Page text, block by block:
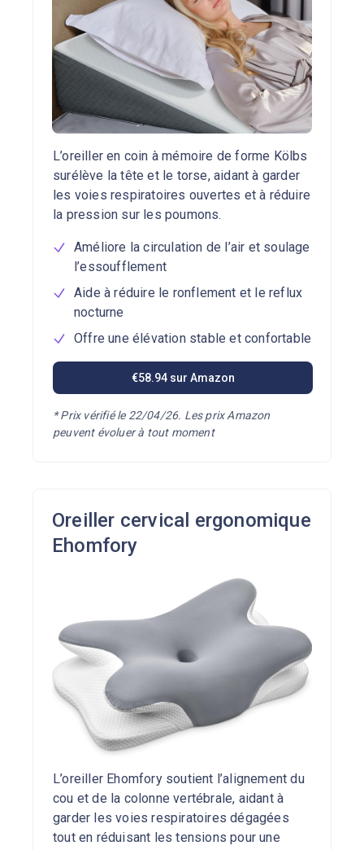
L’oreiller en coin à mémoire de forme Kölbs
surélève la tête et le torse, aidant à garder
les voies respiratoires ouvertes et à réduire
la pression sur les poumons.
Améliore la circulation de l’air et soulage
l’essoufflement
Aide à réduire le ronflement et le reflux
nocturne
Offre une élévation stable et confortable
* Prix vérifié le 22/04/26. Les prix Amazon
peuvent évoluer à tout moment
€58.94 sur Amazon
Oreiller cervical ergonomique
Ehomfory
L’oreiller Ehomfory soutient l’alignement du
cou et de la colonne vertébrale, aidant à
garder les voies respiratoires dégagées
tout en réduisant les tensions pour une